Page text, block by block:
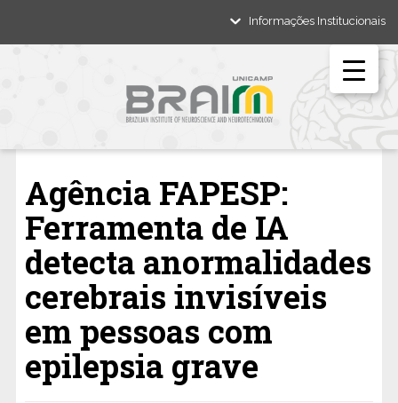
Informações Institucionais
Agência FAPESP:
Ferramenta de IA
detecta anormalidades
cerebrais invisíveis
em pessoas com
epilepsia grave